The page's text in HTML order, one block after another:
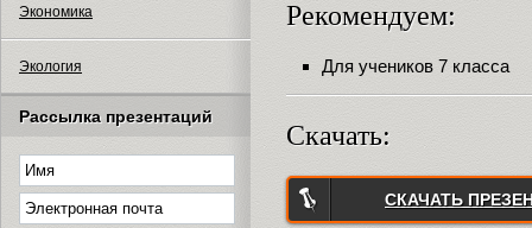
Экономика
Экология
Рассылка презентаций
Рекомендуем:
Для учеников 7 класса
Скачать:
СКАЧАТЬ